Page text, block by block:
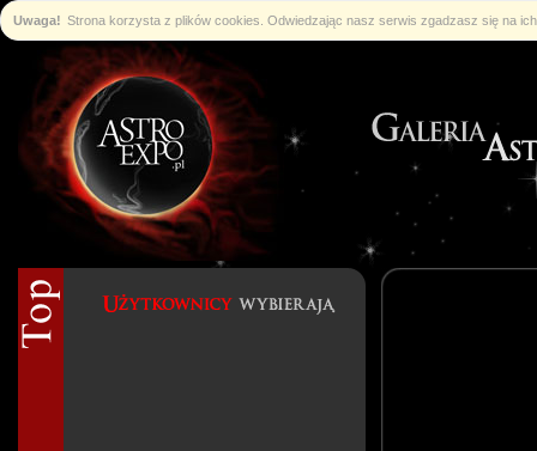
Uwaga! Strona korzysta z plików cookies. Odwiedzając nasz serwis zgadzasz się na